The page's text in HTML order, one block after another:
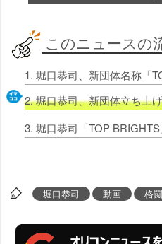
このニュースの
2. 堀口恭司、新団体立ち上
堀口恭司 動画 格